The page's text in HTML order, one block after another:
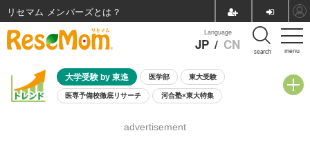
menu
Language
JP / CN search
大学受験 by 東進 医学部 東大受験
医専予備校徹底リサーチ 河合塾×東大特集
8月開催学校説明会・相談会
advertisement
リセマム メンバーズ